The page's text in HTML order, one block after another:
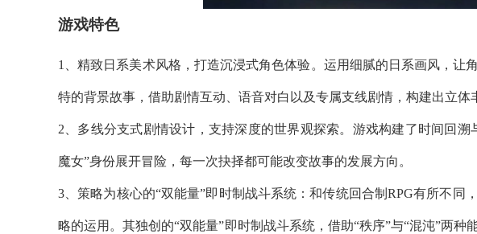
游戏特色
1、精致日系美术风格，打造沉浸式角色体验。运用细腻的日系画风，让
特的背景故事，借助剧情互动、语音对白以及专属支线剧情，构建出立体
2、多线分支式剧情设计，支持深度的世界观探索。游戏构建了时间回
魔女”身份展开冒险，每一次抉择都可能改变故事的发展方向。
3、策略为核心的“双能量”即时制战斗系统：和传统回合制RPG有所不同
略的运用。其独创的“双能量”即时制战斗系统，借助“秩序”与“混沌”两